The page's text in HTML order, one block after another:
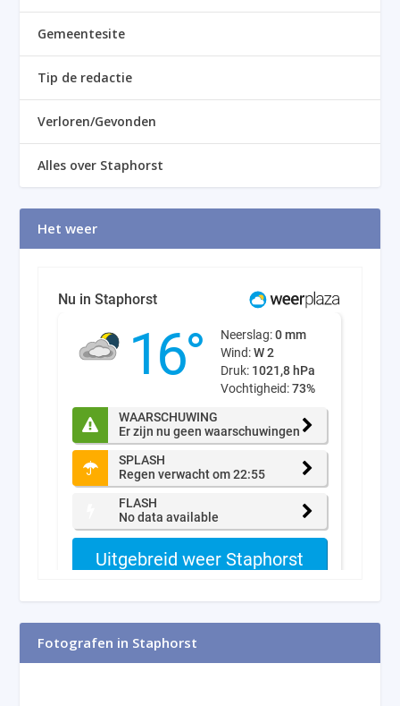
Gemeentesite
Tip de redactie
Verloren/Gevonden
Alles over Staphorst
Het weer
Fotografen in Staphorst